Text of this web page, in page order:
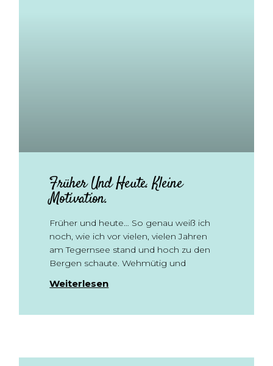
Früher Und Heute. Kleine
Motivation.
Früher und heute… So genau weiß ich
noch, wie ich vor vielen, vielen Jahren
am Tegernsee stand und hoch zu den
Bergen schaute. Wehmütig und
Weiterlesen